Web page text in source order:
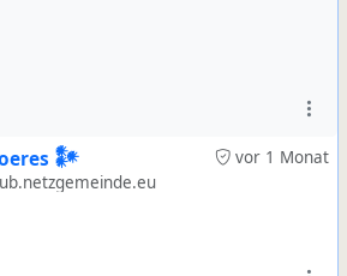
vor 1 Monat
𒀯